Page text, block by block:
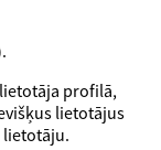
profilā,
lietotājus
lietotāju.